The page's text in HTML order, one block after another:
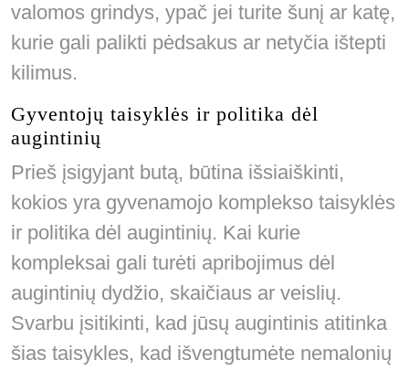
valomos grindys, ypač jei turite šunį ar katę,
kurie gali palikti pėdsakus ar netyčia ištepti
kilimus.
Gyventojų taisyklės ir politika dėl
augintinių
Prieš įsigyjant butą, būtina išsiaiškinti,
kokios yra gyvenamojo komplekso taisyklės
ir politika dėl augintinių. Kai kurie
kompleksai gali turėti apribojimus dėl
augintinių dydžio, skaičiaus ar veislių.
Svarbu įsitikinti, kad jūsų augintinis atitinka
šias taisykles, kad išvengtumėte nemalonių